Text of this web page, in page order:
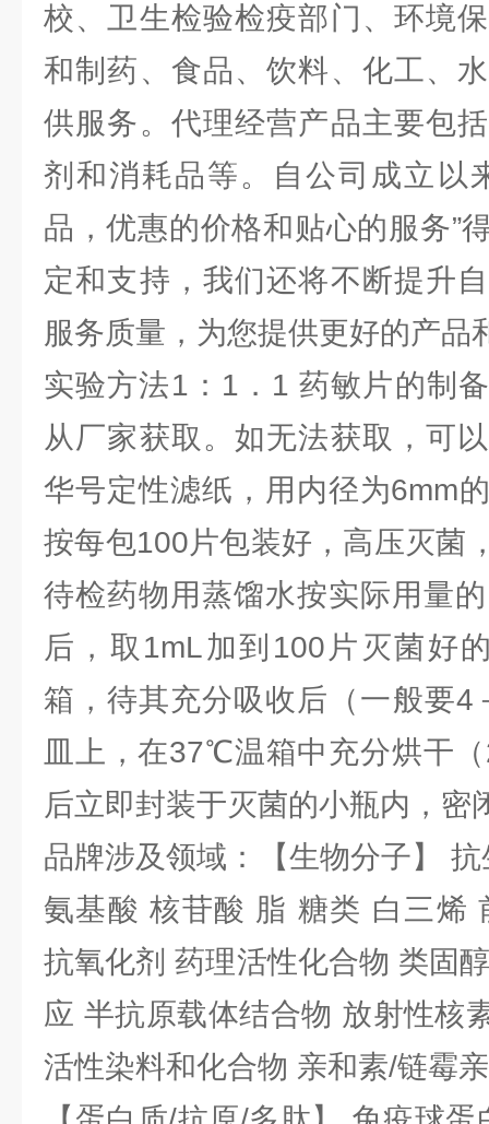
校、卫生检验检疫部门、环境
和制药、食品、饮料、化工、
供服务。代理经营产品主要包
剂和消耗品等。自公司成立以
品，优惠的价格和贴心的服务”
定和支持，我们还将不断提升
服务质量，为您提供更好的产品
实验方法1：1．1 药敏片的制
从厂家获取。如无法获取，可
华号定性滤纸，用内径为6mm
按每包100片包装好，高压灭菌
待检药物用蒸馏水按实际用量
后，取1mL加到100片灭菌好
箱，待其充分吸收后（一般要4
皿上，在37℃温箱中充分烘干
后立即封装于灭菌的小瓶内，密
品牌涉及领域：【生物分子】
氨基酸 核苷酸 脂 糖类 白三烯
抗氧化剂 药理活性化合物 类固
应 半抗原载体结合物 放射性核
活性染料和化合物 亲和素/链霉